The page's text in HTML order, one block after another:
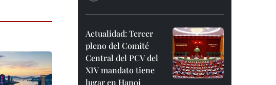
Actualidad: Tercer
pleno del Comité
Central del PCV del
XIV mandato tiene
lugar en Hanoi